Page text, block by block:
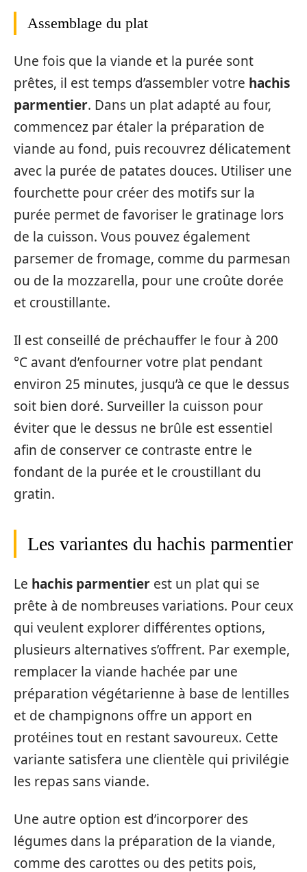
Assemblage du plat
Une fois que la viande et la purée sont
prêtes, il est temps d’assembler votre hachis
parmentier. Dans un plat adapté au four,
commencez par étaler la préparation de
viande au fond, puis recouvrez délicatement
avec la purée de patates douces. Utiliser une
fourchette pour créer des motifs sur la
purée permet de favoriser le gratinage lors
de la cuisson. Vous pouvez également
parsemer de fromage, comme du parmesan
ou de la mozzarella, pour une croûte dorée
et croustillante.
Il est conseillé de préchauffer le four à 200
°C avant d’enfourner votre plat pendant
environ 25 minutes, jusqu’à ce que le dessus
soit bien doré. Surveiller la cuisson pour
éviter que le dessus ne brûle est essentiel
afin de conserver ce contraste entre le
fondant de la purée et le croustillant du
gratin.
Les variantes du hachis parmentier
Le hachis parmentier est un plat qui se
prête à de nombreuses variations. Pour ceux
qui veulent explorer différentes options,
plusieurs alternatives s’offrent. Par exemple,
remplacer la viande hachée par une
préparation végétarienne à base de lentilles
et de champignons offre un apport en
protéines tout en restant savoureux. Cette
variante satisfera une clientèle qui privilégie
les repas sans viande.
Une autre option est d’incorporer des
légumes dans la préparation de la viande,
comme des carottes ou des petits pois,